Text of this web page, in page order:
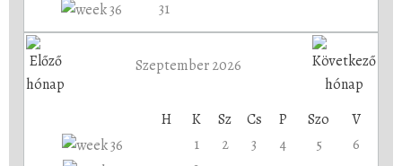
31
Szeptember 2026
H K Sz Cs P Szo
V
1
2 3 4 5
6